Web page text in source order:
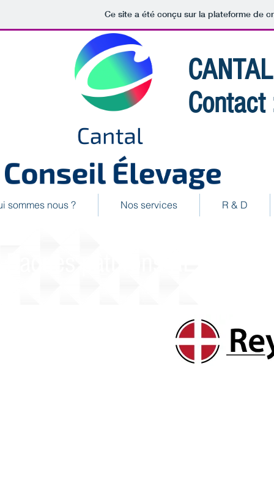
Ce site a été conçu sur la plateforme de
sommes nous ? Nos services R & D